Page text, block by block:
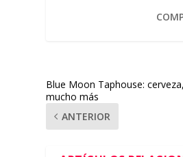
Blue Moon Taphouse:
mucho más
ANTERIOR